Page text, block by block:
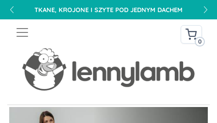
TKANE, KROJONE I SZYTE POD JEDNYM DACHEM
0